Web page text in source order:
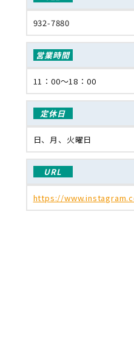
932-7880
営業時間
11：00～18：00
定休日
日、月、火曜日
URL
https://